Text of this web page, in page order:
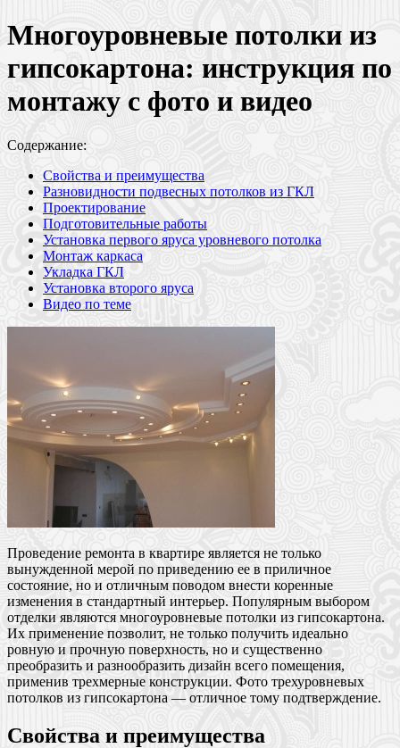
Многоуровневые потолки из
гипсокартона: инструкция по
монтажу с фото и видео
Содержание:
Свойства и преимущества
Разновидности подвесных потолков из ГКЛ
Проектирование
Подготовительные работы
Установка первого яруса уровневого потолка
Монтаж каркаса
Укладка ГКЛ
Установка второго яруса
Видео по теме
Проведение ремонта в квартире является не только
вынужденной мерой по приведению ее в приличное
состояние, но и отличным поводом внести коренные
изменения в стандартный интерьер. Популярным выбором
отделки являются многоуровневые потолки из гипсокартона.
Их применение позволит, не только получить идеально
ровную и прочную поверхность, но и существенно
преобразить и разнообразить дизайн всего помещения,
применив трехмерные конструкции. Фото трехуровневых
потолков из гипсокартона — отличное тому подтверждение.
Свойства и преимущества